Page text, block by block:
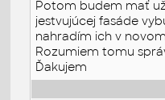
Potom budem mať
jestvujúcej fasáde
nahradím ich v
Rozumiem tomu
Ďakujem